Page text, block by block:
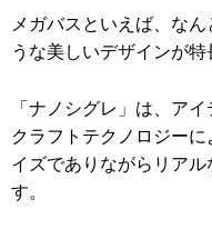
メガバスといえば、な
うな美しいデザインが特
「ナノシグレ」は、ア
クラフトテクノロジー
イズでありながらリア
す。